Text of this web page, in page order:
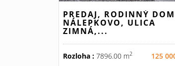
PREDAJ, RODINNÝ DOM
NÁLEPKOVO, ULICA
ZIMNÁ,...
Rozloha : 7896.00 m2
125